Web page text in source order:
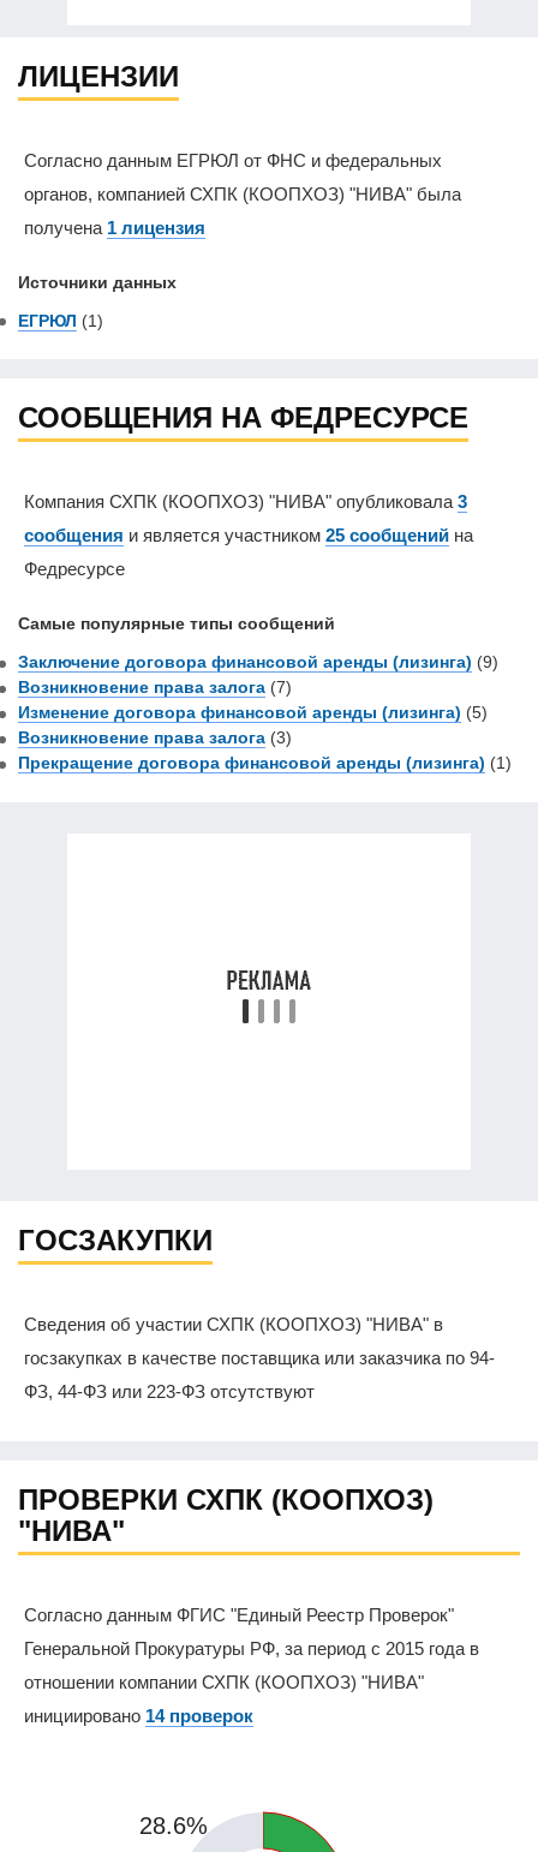
ЛИЦЕНЗИИ
Согласно данным ЕГРЮЛ от ФНС и федеральных
органов, компанией СХПК (КООПХОЗ) "НИВА" была
получена 1 лицензия
Источники данных
ЕГРЮЛ (1)
СООБЩЕНИЯ НА ФЕДРЕСУРСЕ
Компания СХПК (КООПХОЗ) "НИВА" опубликовала3
сообщения и является участником 25 сообщений на
Федресурсе
Самые популярные типы сообщений
Заключение договора финансовой аренды (лизинга) (9)
Возникновение права залога (7)
Изменение договора финансовой аренды (лизинга) (5)
Возникновение права залога (3)
Прекращение договора финансовой аренды (лизинга) (1)
ГОСЗАКУПКИ
Сведения об участии СХПК (КООПХОЗ) "НИВА" в
госзакупках в качестве поставщика или заказчика по 94-
ФЗ, 44-ФЗ или 223-ФЗ отсутствуют
ПРОВЕРКИ СХПК (КООПХОЗ)
"НИВА"
Согласно данным ФГИС "Единый Реестр Проверок"
Генеральной Прокуратуры РФ, за период с 2015 года в
отношении компании СХПК (КООПХОЗ) "НИВА"
инициировано 14 проверок
28.6%